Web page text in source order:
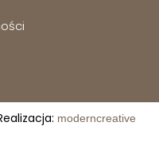
moderncreative